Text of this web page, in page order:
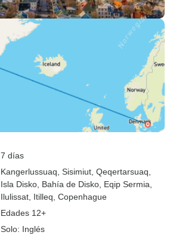
7 días
Kangerlussuaq , Sisimiut , Qeqertarsuaq
Isla Disko , Bahía de Disko , Eqip Sermia
Ilulissat , Itilleq , Copenhague
Edades 12+
Solo: Inglés